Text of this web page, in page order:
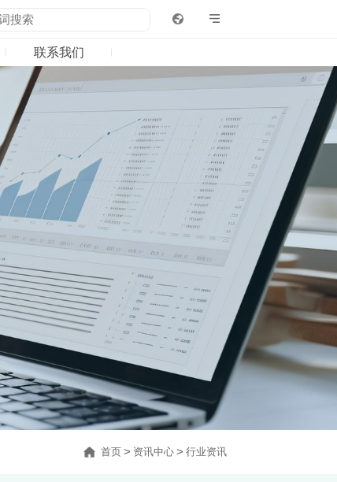
联系我们
05
职业发展
社会招聘
校园招聘
联系我们
首页 > 资讯中心 > 行业资讯